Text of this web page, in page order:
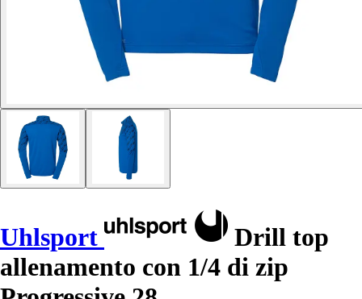
Uhlsport
Drill top
allenamento con 1/4 di zip